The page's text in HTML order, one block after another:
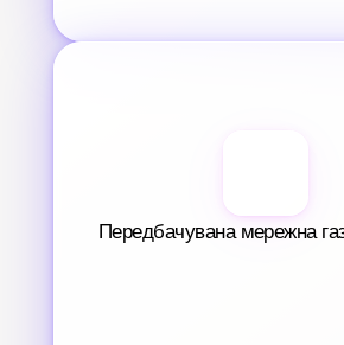
Передбачувана мережна